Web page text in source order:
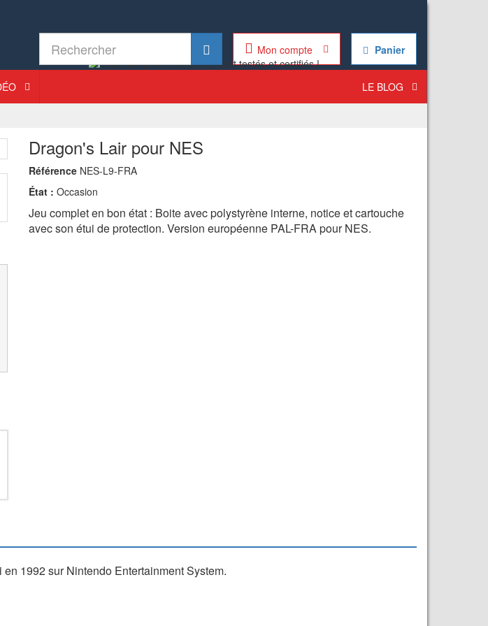
Panier
Mon compte
LE BLOG
Dragon's Lair pour NES
Référence NES-L9-FRA
État : Occasion
Jeu complet en bon état : Boite avec polystyrène interne, notice et cartouche
avec son étui de protection. Version européenne PAL-FRA pour NES.
1992 sur Nintendo Entertainment System.